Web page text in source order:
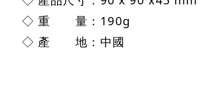
◇ 重 量 ： 190g
◇ 產 地：中國